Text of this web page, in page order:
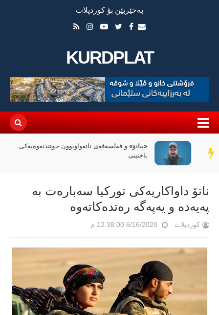
بەخێربێن بۆ کوردپلات
KURDPLAT
سەر
دێڕ
«پیانۆ» و فەلسەفەی ناتەواوبوون خوێندنەوەیەکی
باختینی
ناتۆ داواکاریەكی تورکیا سەبارەت بە
پەیەدە و یەپەگە رەتدەکاتەوە
کوردپلات 6/16/2020 12:38:00 م